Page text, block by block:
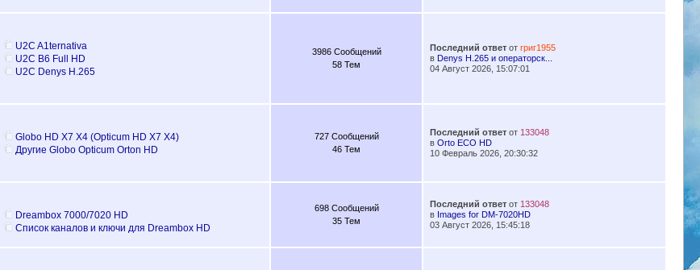
U2C A1ternativa
U2C B6 Full HD
U2C Denys H.265
3986 Сообщений
58 Тем
Последний ответот григ1955
в Denys H.265 и операторск...
04 Август 2026, 15:07:01
Globo HD Х7 Х4 (Opticum HD X7 Х4)
Другие Globo Opticum Orton HD
727 Сообщений
46 Тем
Последний ответот 133048
в Orto ECO HD
10 Февраль 2026, 20:30:32
Dreambox 7000/7020 HD
Список каналов и ключи для Dreambox HD
698 Сообщений
35 Тем
Последний ответот 133048
в Images for DM-7020HD
03 Август 2026, 15:45:18